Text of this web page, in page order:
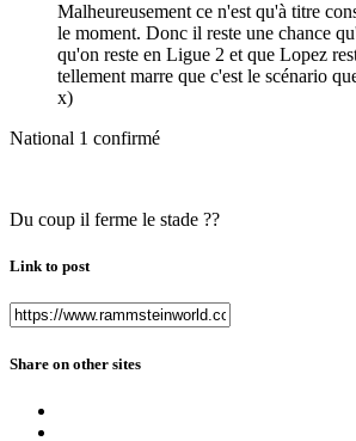
Malheureusement ce n'est qu'à titre
le moment. Donc il reste une chance
qu'on reste en Ligue 2 et que Lopez
tellement marre que c'est le scénario
x)
National 1 confirmé
Du coup il ferme le stade ??
Link to post
Share on other sites